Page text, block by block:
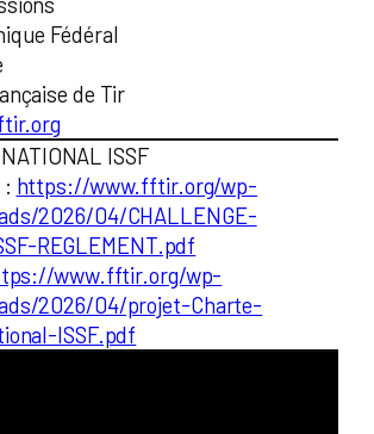
Fédéral
de Tir
ISSF
https://www.fftir.org/wp-
2026/04/CHALLENGE-
REGLEMENT.pdf
www.fftir.org/wp-
2026/04/projet-Charte-
ISSF.pdf